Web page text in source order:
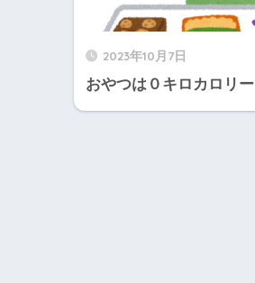
2023年10月7日
おやつは０キロカロリー